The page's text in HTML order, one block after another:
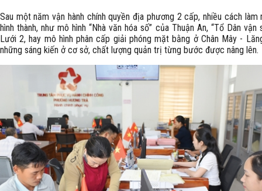
Sau một năm vận hành chính quyền địa phương 2 cấp, nhiều cách
hình thành, như mô hình “Nhà văn hóa số” của Thuận An, “Tổ Dân vận
Lưới 2, hay mô hình phân cấp giải phóng mặt bằng ở Chân Mây -
những sáng kiến ở cơ sở, chất lượng quản trị từng bước được nâng lên.